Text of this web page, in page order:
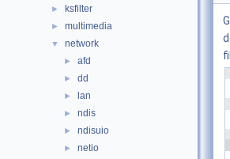
► ksfilter
► multimedia
▼ network
► afd
► dd
► lan
► ndis
► ndisuio
► netio